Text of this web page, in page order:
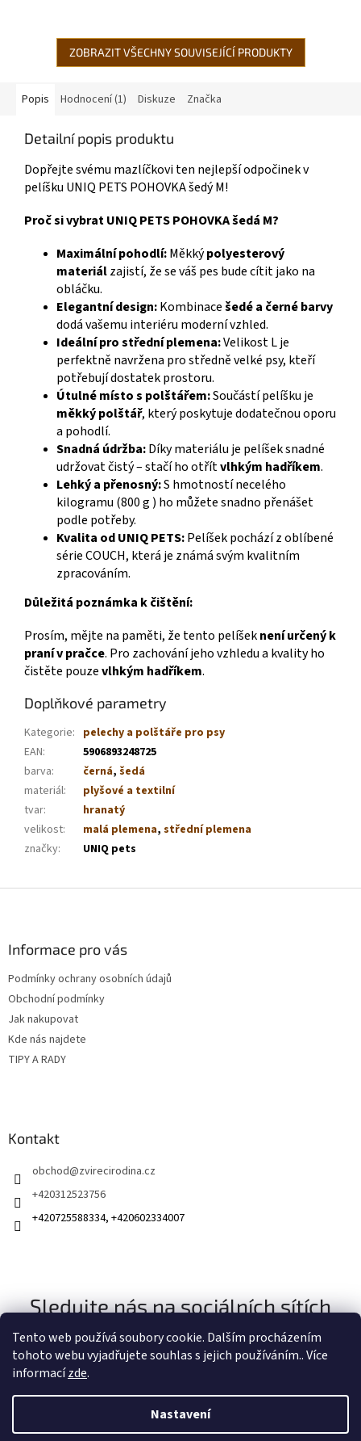
Tento web používá soubory cookie. Dalším procházením
tohoto webu vyjadřujete souhlas s jejich používáním.. Více
informacízde.
Nastavení
ZOBRAZIT VŠECHNY SOUVISEJÍCÍ PRODUKTY
Popis Hodnocení (1) Diskuze Značka
Detailní popis produktu
Dopřejte svému mazlíčkovi ten nejlepší odpočinek v
pelíšku UNIQ PETS POHOVKA šedý M!
Proč si vybrat UNIQ PETS POHOVKA šedá M?
Maximální pohodlí:Měkkýpolyesterový
materiálzajistí, že se váš pes bude cítit jako na
obláčku.
Elegantní design:Kombinacešedé a černé barvy
dodá vašemu interiéru moderní vzhled.
Ideální pro střední plemena:Velikost L je
perfektně navržena pro středně velké psy, kteří
potřebují dostatek prostoru.
Útulné místo s polštářem:Součástí pelíšku je
měkký polštář, který poskytuje dodatečnou oporu
a pohodlí.
Snadná údržba:Díky materiálu je pelíšek snadné
udržovat čistý – stačí ho otřítvlhkým hadříkem.
Lehký a přenosný:S hmotností necelého
kilogramu (800 g ) ho můžete snadno přenášet
podle potřeby.
Kvalita od UNIQ PETS:Pelíšek pochází z oblíbené
série COUCH, která je známá svým kvalitním
zpracováním.
Důležitá poznámka k čištění:
Prosím, mějte na paměti, že tento pelíšeknení určený k
praní v pračce. Pro zachování jeho vzhledu a kvality ho
čistěte pouzevlhkým hadříkem.
Doplňkové parametry
Kategorie: pelechy a polštáře pro psy
EAN:
5906893248725
barva: černá, šedá
materiál:
plyšové a textilní
tvar:
hranatý
velikost: malá plemena, střední plemena
značky: UNIQ pets
Informace pro vás
Podmínky ochrany osobních údajů
Obchodní podmínky
Jak nakupovat
Kde nás najdete
TIPY A RADY
Kontakt
obchod@zvirecirodina.cz
+420312523756
+420725588334, +420602334007
Sledujte nás na sociálních sítích
Vytvořil Shoptet